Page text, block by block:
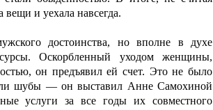
вещи и уехала навсегда.
достоинства, но вполне в духе
Оскорбленный уходом женщины,
он предъявил ей счет. Это не было
шубы — он выставил Анне Самохиной
услуги за все годы их совместного